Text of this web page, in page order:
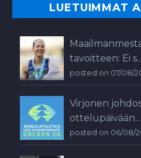
LUETUIMMAT
tavoitteen: Ei s...
posted on 07/08/
Virjonen
ottelupäivään...
posted on 06/08/